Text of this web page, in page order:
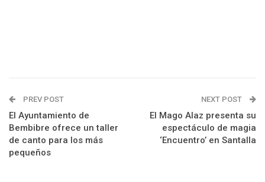
PREV POST
El Ayuntamiento de
Bembibre ofrece un taller
de canto para los más
pequeños
NEXT POST
El Mago Alaz presenta su
espectáculo de magia
‘Encuentro’ en Santalla